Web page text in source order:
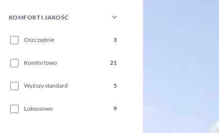
KOMFORT I JAKOŚĆ
Oszczędnie 3
Komfortowo 21
Wyższy standard 5
Luksusowo 9